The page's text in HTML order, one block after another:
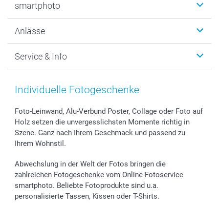
Fotogeschenke
MyNameBook
Fotoabzüge, Fotos als Buch & Poster
Zubehör & Material
Foto-Kalender & Agenden
Sticker & Etiketten
Geschenk-Gutscheine (PDF)
smartphoto
Warum smartphoto
Datenschutz
AGB
Presse
Partnerprogramme
Investor Relations
B2B smartbusiness
Widerrufsrecht
Anlässe
Neujahr
Muttertag
Kommunion & Konfirmation
Hochzeit
Geburtstag
Geburt
Zu allen Anlässen
Service & Info
Anmelden /Registrieren
Preise und Versandkosten
Lieferfristen
72h Lieferung
Zahlungsmöglichkeiten
Sitemap
Status der Bestellung
smartfriends
smartgarantie
smartbonus
Individuelle Fotogeschenke
Foto-Leinwand, Alu-Verbund Poster, Collage oder Foto auf
Holz setzen die unvergesslichsten Momente richtig in
Szene. Ganz nach Ihrem Geschmack und passend zu
Ihrem Wohnstil.
Abwechslung in der Welt der Fotos bringen die
zahlreichen Fotogeschenke vom Online-Fotoservice
smartphoto. Beliebte Fotoprodukte sind u.a.
personalisierte Tassen, Kissen oder T-Shirts.